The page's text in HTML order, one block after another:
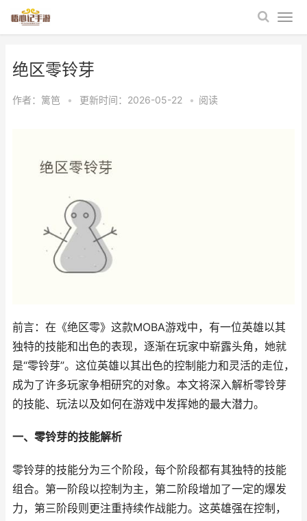
绝区零铃芽
作者： 篱笆 • 更新时间：2026-05-22 • 阅读
前言：在《绝区零》这款MOBA游戏中，有一位英雄以其
独特的技能和出色的表现，逐渐在玩家中崭露头角，她就
是“零铃芽”。这位英雄以其出色的控制能力和灵活的走位，
成为了许多玩家争相研究的对象。本文将深入解析零铃芽
的技能、玩法以及如何在游戏中发挥她的最大潜力。
一、零铃芽的技能解析
零铃芽的技能分为三个阶段，每个阶段都有其独特的技能
组合。第一阶段以控制为主，第二阶段增加了一定的爆发
力，第三阶段则更注重持续作战能力。这英雄强在控制，